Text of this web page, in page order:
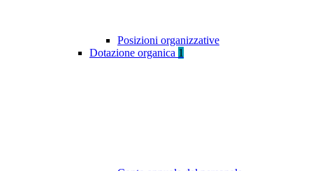
Posizioni organizzative
Dotazione organica 1